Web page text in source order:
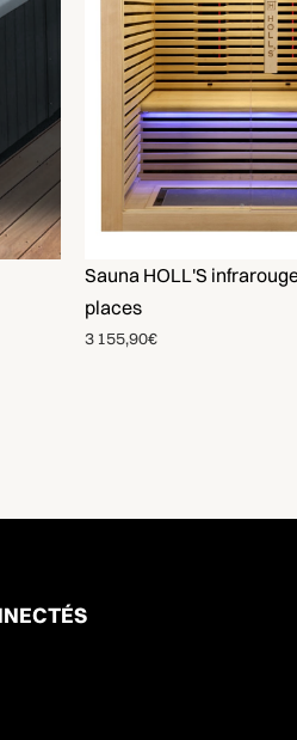
Sauna HOLL'S
places
3 155,90€